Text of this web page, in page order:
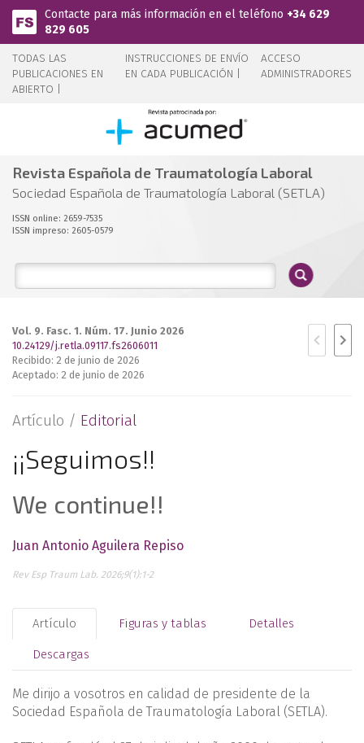
Pasar al contenido principal
Contacte para más información en el teléfono +34 629
829 605
TODAS LAS
PUBLICACIONES EN
ABIERTO |
INSTRUCCIONES DE ENVÍO
EN CADA PUBLICACIÓN |
ACCESO
ADMINISTRADORES
Revista Española de Traumatología Laboral
Sociedad Española de Traumatología Laboral (SETLA)
ISSN online: 2659-7535
ISSN impreso: 2605-0579
Vol. 9. Fasc. 1. Núm. 17. Junio 2026
10.24129/j.retla.09117.fs2606011
Recibido: 2 de junio de 2026
Aceptado: 2 de junio de 2026
Artículo / Editorial
¡¡Seguimos!!
We continue!!
Juan Antonio Aguilera Repiso
Rev Esp Traum Lab. 2026;9(1):1-2
Artículo Figuras y tablas Detalles
Descargas
Me dirijo a vosotros en calidad de presidente de la
Sociedad Española de Traumatología Laboral (SETLA).